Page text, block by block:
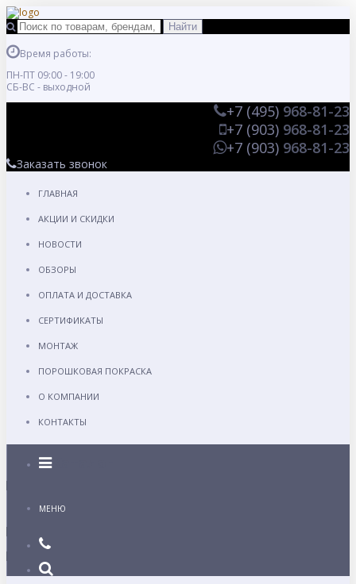
Время работы:
ПН-ПТ 09:00 - 19:00
СБ-ВС - выходной
+7 (495) 968-81-23
+7 (903) 968-81-23
+7 (903) 968-81-23
Заказать звонок
ГЛАВНАЯ
АКЦИИ И СКИДКИ
НОВОСТИ
ОБЗОРЫ
ОПЛАТА И ДОСТАВКА
СЕРТИФИКАТЫ
МОНТАЖ
ПОРОШКОВАЯ ПОКРАСКА
О КОМПАНИИ
КОНТАКТЫ
Каталог
МЕНЮ